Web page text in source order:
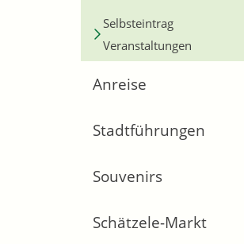
Selbsteintrag
Veranstaltungen
Anreise
Stadtführungen
Souvenirs
Schätzele-Markt